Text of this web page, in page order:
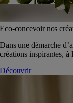
Eco-concevoir nos
Dans une démarche
créations inspirantes, à
Découvrir